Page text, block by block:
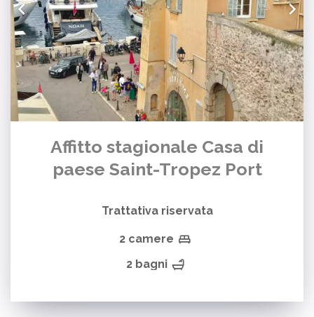
Affitto stagionale Casa di
paese Saint-Tropez Port
Trattativa riservata
2 camere
2 bagni